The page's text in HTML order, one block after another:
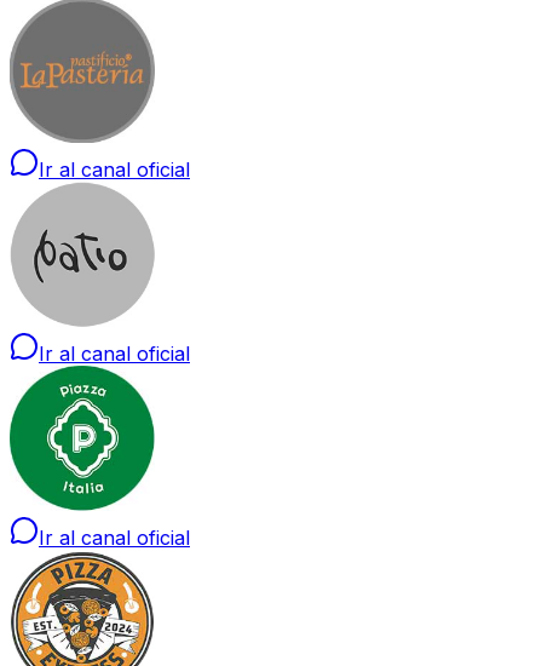
Ir al canal oficial
Ir al canal oficial
Ir al canal oficial